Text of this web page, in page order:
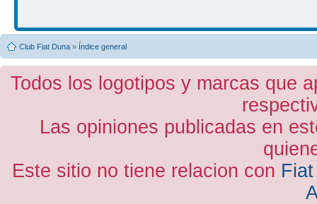
Club Fiat Duna » Índice general
Todos los logotipos y marcas que
Las opiniones publicadas en
Este sitio no tiene relacion con